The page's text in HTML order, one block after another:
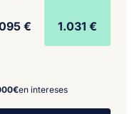
€ 1.031 €
en intereses